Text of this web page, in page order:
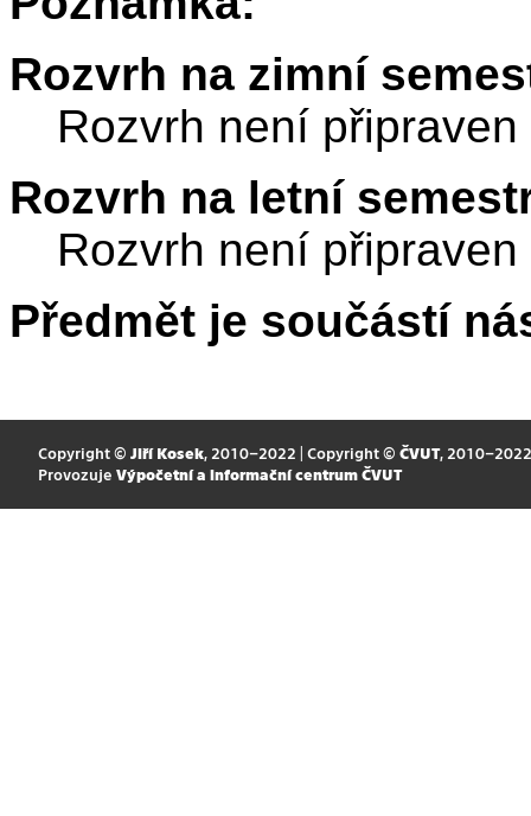
Rozvrh na zimní
Rozvrh není připraven
Rozvrh na letní
Rozvrh není připraven
Předmět je součástí
Copyright © Jiří Kosek, 2010–2022 | Copyright © ČVUT, 2010–2022
Provozuje Výpočetní a informační centrum ČVUT